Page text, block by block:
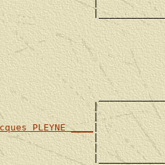
|
|
|
PLEYNE ____
|
|